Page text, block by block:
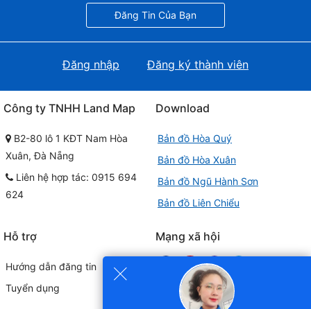
×
Đăng Tin Của Bạn
Đăng nhập Đăng ký thành viên
Công ty TNHH Land Map
B2-80 lô 1 KĐT Nam Hòa
Xuân, Đà Nẵng
Liên hệ hợp tác: 0915 694
624
Download
Bản đồ Hòa Quý
Bản đồ Hòa Xuân
Bản đồ Ngũ Hành Sơn
Bản đồ Liên Chiểu
Hỗ trợ
Hướng dẫn đăng tin
Tuyển dụng
Mạng xã hội